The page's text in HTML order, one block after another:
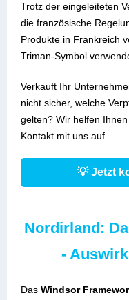
Trotz der eingeleiteten
die französische
Produkte in Frankreich
Triman-Symbol
Verkauft Ihr
nicht sicher, welche
gelten? Wir helfen
Kontakt mit uns auf.
💡 Jetzt
Nordirland:
-
Das Windsor